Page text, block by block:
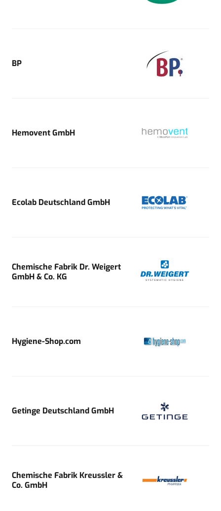
BP
Hemovent GmbH
Ecolab Deutschland GmbH
Chemische Fabrik Dr. Weigert
GmbH & Co. KG
Hygiene-Shop.com
Getinge Deutschland GmbH
Chemische Fabrik Kreussler &
Co. GmbH